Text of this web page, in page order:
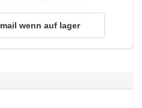
mail wenn auf lager